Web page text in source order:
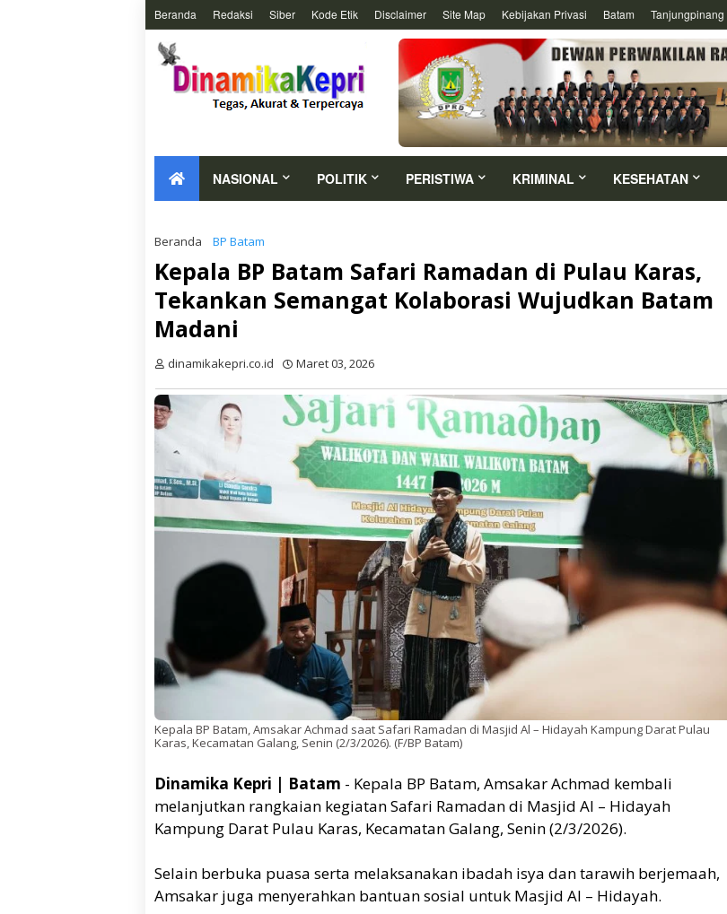
Beranda Redaksi Siber Kode Etik Disclaimer Site Map Kebijakan Privasi Batam Tanjungpinang
NASIONAL POLITIK PERISTIWA KRIMINAL KESEHATAN
Beranda BP Batam
Kepala BP Batam Safari Ramadan di Pulau Karas,
Tekankan Semangat Kolaborasi Wujudkan Batam
Madani
dinamikakepri.co.id Maret 03, 2026
Kepala BP Batam, Amsakar Achmad saat Safari Ramadan di Masjid Al – Hidayah Kampung Darat Pulau
Karas, Kecamatan Galang, Senin (2/3/2026). (F/BP Batam)
Dinamika Kepri | Batam - Kepala BP Batam, Amsakar Achmad kembali
melanjutkan rangkaian kegiatan Safari Ramadan di Masjid Al – Hidayah
Kampung Darat Pulau Karas, Kecamatan Galang, Senin (2/3/2026).
Selain berbuka puasa serta melaksanakan ibadah isya dan tarawih berjemaah,
Amsakar juga menyerahkan bantuan sosial untuk Masjid Al – Hidayah.